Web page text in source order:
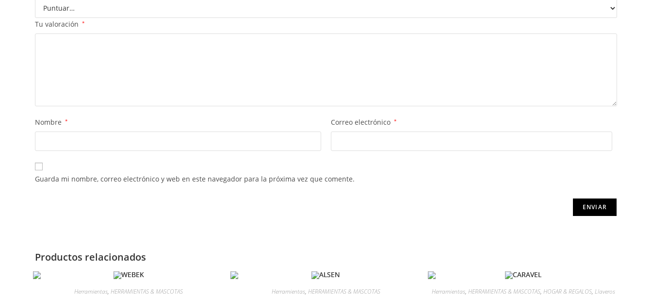
Tu valoración *
Nombre * Correo electrónico *
Guarda mi nombre, correo electrónico y web en este navegador para la próxima vez que comente.
Productos relacionados
Herramientas,HERRAMIENTAS & MASCOTAS Herramientas, HERRAMIENTAS & MASCOTAS Herramientas, HERRAMIENTAS & MASCOTAS, HOGAR & REGALOS, Llaveros